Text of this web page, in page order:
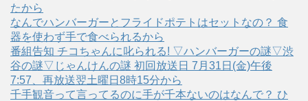
たから
なんでハンバーガーとフライドポテトはセットなの？ 食
器を使わず手で食べられるから
番組告知 チコちゃんに叱られる! ▽ハンバーガーの謎▽渋
谷の謎▽じゃんけんの謎 初回放送日 7月31日(金)午後
7:57、再放送翌土曜日8時15分から
千手観音って言ってるのに手が千本ないのはなんで？ ひ